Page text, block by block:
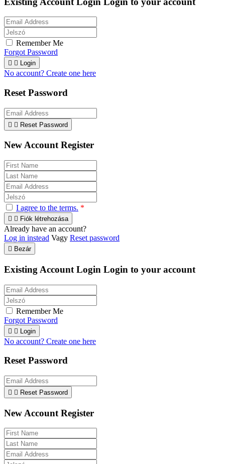
Remember Me
Forgot Password
  Login
No account? Create one here
Reset Password
  Reset Password
New Account Register
I agree to the terms. *
  Fiók létrehozása
Already have an account?
Log in instead Vagy Reset password
 Bezár
Existing Account Login Login to your account
Remember Me
Forgot Password
  Login
No account? Create one here
Reset Password
  Reset Password
New Account Register